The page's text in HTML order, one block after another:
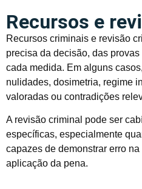
Recursos e
Recursos criminais e revisão
precisa da decisão, das
cada medida. Em alguns
nulidades, dosimetria, regime
valoradas ou contradições
A revisão criminal pode ser
específicas, especialmente
capazes de demonstrar erro
aplicação da pena.